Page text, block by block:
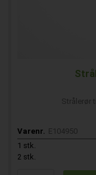
Strålerør
Varenr. E104950
1 stk.
2 stk.